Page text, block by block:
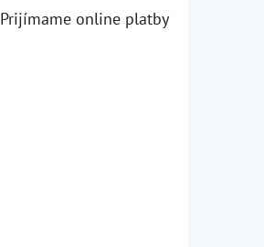
Prijímame online platby